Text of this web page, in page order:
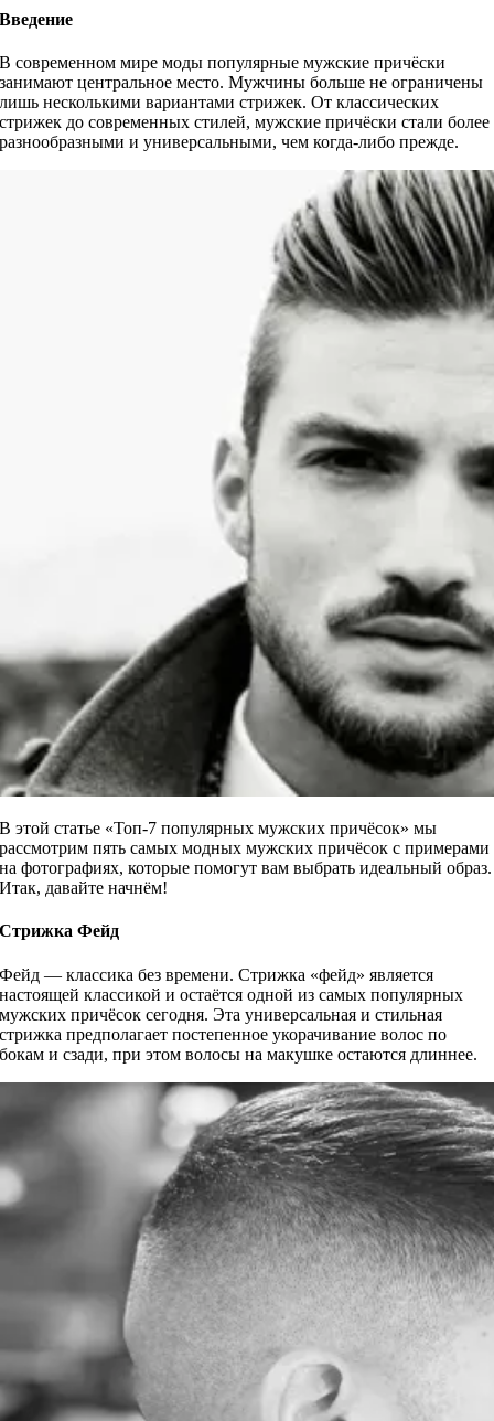
Введение
В современном мире моды популярные мужские причёски
занимают центральное место. Мужчины больше не ограничены
лишь несколькими вариантами стрижек. От классических
стрижек до современных стилей, мужские причёски стали более
разнообразными и универсальными, чем когда-либо прежде.
В этой статье «Топ-7 популярных мужских причёсок» мы
рассмотрим пять самых модных мужских причёсок с примерами
на фотографиях, которые помогут вам выбрать идеальный образ.
Итак, давайте начнём!
Стрижка Фейд
Фейд — классика без времени. Стрижка «фейд» является
настоящей классикой и остаётся одной из самых популярных
мужских причёсок сегодня. Эта универсальная и стильная
стрижка предполагает постепенное укорачивание волос по
бокам и сзади, при этом волосы на макушке остаются длиннее.